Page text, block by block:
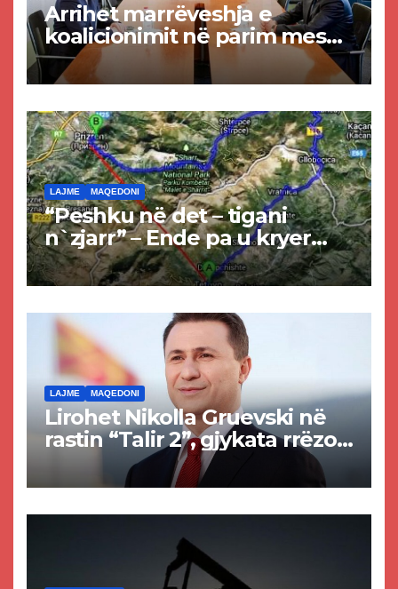
Arrihet marrëveshja e
koalicionimit në parim mes
Kurtit dhe Abdixhikut
LAJME MAQEDONI
“Peshku në det – tigani
n`zjarr” – Ende pa u kryer
projekti i tunelit, komuna e
Tetovës nis punimet për
LAJME MAQEDONI
Lirohet Nikolla Gruevski në
rastin “Talir 2”, gjykata rrëzon
akuzat për ndërtimin e
paligjshëm të selisë së